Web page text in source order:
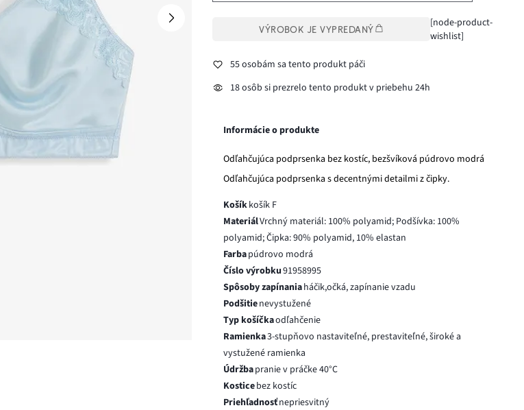
VÝROBOK JE VYPREDANÝ
[node-product-
wishlist]
55 osobám sa tento produkt páči
18 osôb si prezrelo tento produkt v priebehu 24h
Informácie o produkte
Odľahčujúca podprsenka bez kostíc, bezšvíková púdrovo modrá
Odľahčujúca podprsenka s decentnými detailmi z čipky.
Košíkkošík F
MateriálVrchný materiál: 100% polyamid; Podšívka: 100%
polyamid; Čipka: 90% polyamid, 10% elastan
Farbapúdrovo modrá
Číslo výrobku91958995
Spôsoby zapínaniaháčik,očká, zapínanie vzadu
Podšitienevystužené
Typ košíčkaodľahčenie
Ramienka3-stupňovo nastaviteľné, prestaviteľné, široké a
vystužené ramienka
Údržbapranie v práčke 40°C
Kosticebez kostíc
Priehľadnosťnepriesvitný